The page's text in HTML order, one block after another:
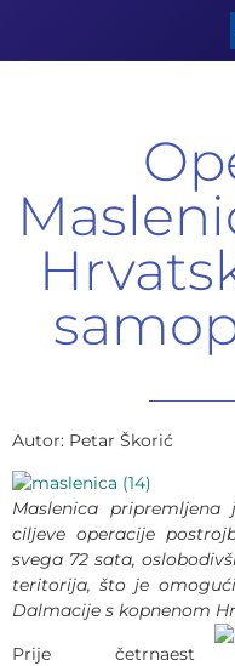
Autor: Petar Škorić
Maslenica
ciljeve operacije
svega 72 sata,
teritorija, što je
Dalmacije s kopnenom
Prije četrnaest